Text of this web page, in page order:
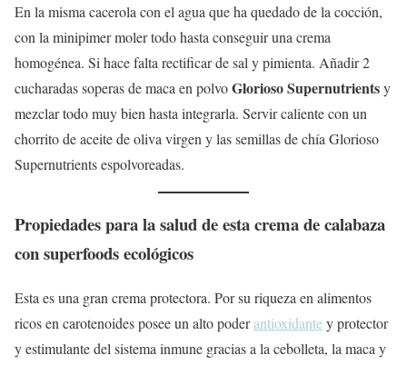
En la misma cacerola con el agua que ha quedado de la cocción,
con la minipimer moler todo hasta conseguir una crema
homogénea. Si hace falta rectificar de sal y pimienta. Añadir 2
cucharadas soperas de maca en polvoGlorioso Supernutrientsy
mezclar todo muy bien hasta integrarla. Servir caliente con un
chorrito de aceite de oliva virgen y las semillas de chía Glorioso
Supernutrients espolvoreadas.
Propiedades para la salud de esta crema de calabaza
con superfoods ecológicos
Esta es una gran crema protectora. Por su riqueza en alimentos
ricos en carotenoides posee un alto poderantioxidantey protector
y estimulante del sistema inmune gracias a la cebolleta, la maca y